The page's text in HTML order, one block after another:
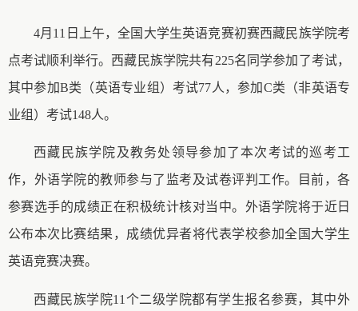
4月 11 日
上午，全国大学生英语竞赛初赛西藏民族学院考
点考试顺利举行。西藏民族学院共有225名同学参加了考试，
其中参加B类（英语专业组）考试77人，参加C类（非英语专
业组）考试148人。
西藏民族学院及教务处领导参加了本次考试的巡考工
作，外语学院的教师参与了监考及试卷评判工作。目前，各
参赛选手的成绩正在积极统计核对当中。外语学院将于近日
公布本次比赛结果，成绩优异者将代表学校参加全国大学生
英语竞赛决赛。
西藏民族学院11 个二级学院都有学生报名参赛，其中外